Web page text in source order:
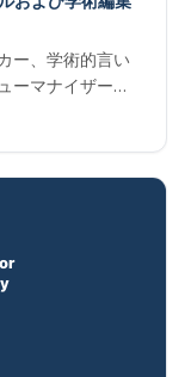
ー、学術的言い
ーマナイザー。
ルに出版する韓